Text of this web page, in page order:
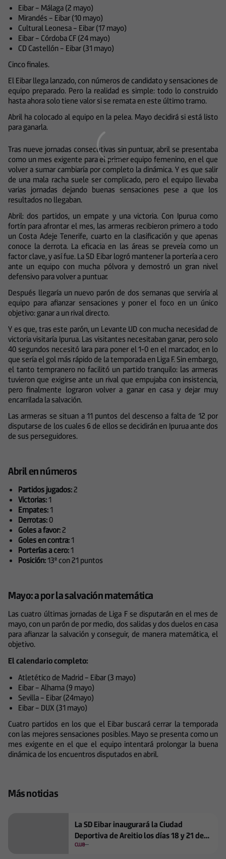
Eibar – Málaga (2 mayo)
Mirandés – Eibar (10 mayo)
Cultural Leonesa – Eibar (17 mayo)
Eibar – Córdoba CF (24 mayo)
CD Castellón – Eibar (31 mayo)
Cinco finales.
El Eibar llega lanzado, con números de candidato y sensaciones de
equipo preparado. Pero la realidad es simple: todo lo construido
hasta ahora solo tiene valor si se remata en este último tramo.
Abril ha colocado al equipo en la pelea. Mayo decidirá si está listo
para ganarla.
Tras nueve jornadas consecutivas sin puntuar, abril se presentaba
como un mes exigente para el primer equipo femenino, en el que
volver a sumar cambiaría por completo la dinámica. Y es que salir
de una mala racha suele ser complicado, pero el equipo llevaba
varias jornadas dejando buenas sensaciones pese a que los
resultados no llegaban.
Abril: dos partidos, un empate y una victoria. Con Ipurua como
fortín para afrontar el mes, las armeras recibieron primero a todo
un Costa Adeje Tenerife, cuarto en la clasificación y que apenas
conoce la derrota. La eficacia en las áreas se preveía como un
factor clave, y así fue. La SD Eibar logró mantener la portería a cero
ante un equipo con mucha pólvora y demostró un gran nivel
defensivo para volver a puntuar.
Después llegaría un nuevo parón de dos semanas que serviría al
equipo para afianzar sensaciones y poner el foco en un único
objetivo: ganar a un rival directo.
Y es que, tras este parón, un Levante UD con mucha necesidad de
victoria visitaría Ipurua. Las visitantes necesitaban ganar, pero solo
40 segundos necesitó Iara para poner el 1-0 en el marcador, en lo
que sería el gol más rápido de la temporada en Liga F. Sin embargo,
el tanto tempranero no facilitó un partido tranquilo: las armeras
tuvieron que exigirse ante un rival que empujaba con insistencia,
pero finalmente lograron volver a ganar en casa y dejar muy
encarrilada la salvación.
Las armeras se situan a 11 puntos del descenso a falta de 12 por
disputarse de los cuales 6 de ellos se decidirán en Ipurua ante dos
de sus perseguidores.
Abril en números
Partidos jugados:2
Victorias:1
Empates:1
Derrotas:0
Goles a favor:2
Goles en contra:1
Porterías a cero:1
Posición:13º con 21 puntos
Mayo: a por la salvación matemática
Las cuatro últimas jornadas de Liga F se disputarán en el mes de
mayo, con un parón de por medio, dos salidas y dos duelos en casa
para afianzar la salvación y conseguir, de manera matemática, el
objetivo.
El calendario completo:
Atletético de Madrid – Eibar (3 mayo)
Eibar – Alhama (9 mayo)
Sevilla – Eibar (24mayo)
Eibar – DUX (31 mayo)
Cuatro partidos en los que el Eibar buscará cerrar la temporada
con las mejores sensaciones posibles. Mayo se presenta como un
mes exigente en el que el equipo intentará prolongar la buena
dinámica de los encuentros disputados en abril.
Más noticias
La SD Eibar inaugurará la Ciudad
Deportiva de Areitio los días 18 y 21 de
septiembre
CLUB